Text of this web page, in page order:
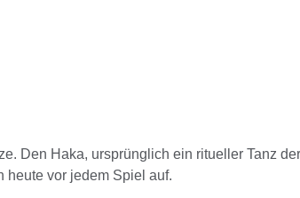
Den Haka, ursprünglich ein ritueller Tanz
heute vor jedem Spiel auf.